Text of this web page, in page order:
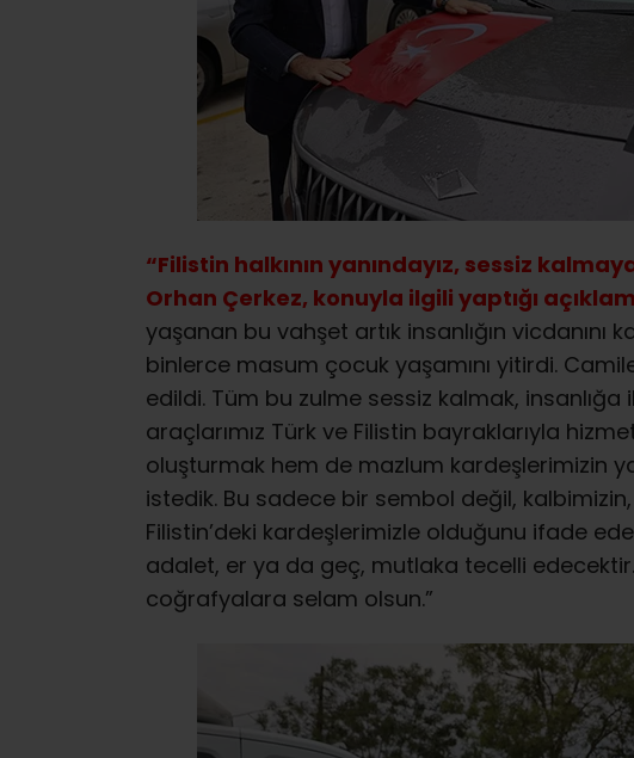
“Filistin halkının yanındayız, sessiz
Orhan Çerkez, konuyla ilgili yaptığı
yaşanan bu vahşet artık insanlığın vicdanını
binlerce masum çocuk yaşamını yitirdi.
edildi. Tüm bu zulme sessiz kalmak,
araçlarımız Türk ve Filistin bayraklarıyla
oluşturmak hem de mazlum kardeşlerimizin
istedik. Bu sadece bir sembol değil, kalbimizin,
Filistin’deki kardeşlerimizle olduğunu ifade
adalet, er ya da geç, mutlaka tecelli
coğrafyalara selam olsun.”